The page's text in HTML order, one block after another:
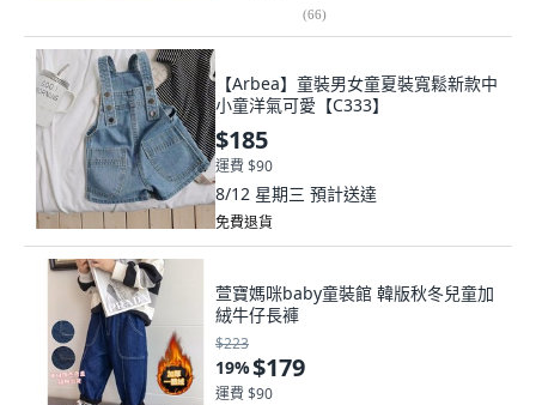
(66)
【Arbea】童裝男女童夏裝寬鬆新款中
小童洋氣可愛【C333】
$185
運費 $90
8/12 星期三 預計送達
免費退貨
萱寶媽咪baby童裝館 韓版秋冬兒童加
絨牛仔長褲
$223
19%$179
運費 $90